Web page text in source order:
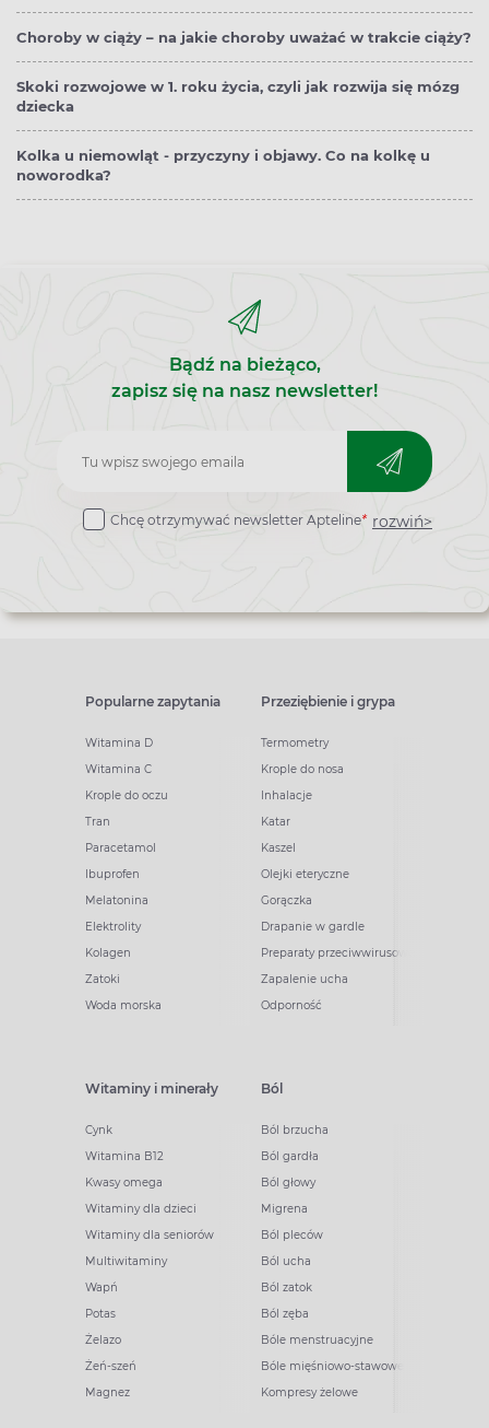
Choroby w ciąży – na jakie choroby uważać w trakcie ciąży?
Skoki rozwojowe w 1. roku życia, czyli jak rozwija się mózg
dziecka
Kolka u niemowląt - przyczyny i objawy. Co na kolkę u
noworodka?
Bądź na bieżąco,
zapisz się na nasz newsletter!
Zapisz
do
Chcę otrzymywać newsletter Apteline* rozwiń>
Popularne zapytania
Witamina D
Witamina C
Krople do oczu
Tran
Paracetamol
Ibuprofen
Melatonina
Elektrolity
Kolagen
Zatoki
Woda morska
Przeziębienie i grypa
Termometry
Krople do nosa
Inhalacje
Katar
Kaszel
Olejki eteryczne
Gorączka
Drapanie w gardle
Preparaty przeciwwirusowe
Zapalenie ucha
Odporność
Witaminy i minerały
Cynk
Witamina B12
Kwasy omega
Witaminy dla dzieci
Witaminy dla seniorów
Multiwitaminy
Wapń
Potas
Żelazo
Żeń-szeń
Magnez
Ból
Ból brzucha
Ból gardła
Ból głowy
Migrena
Ból pleców
Ból ucha
Ból zatok
Ból zęba
Bóle menstruacyjne
Bóle mięśniowo-stawowe
Kompresy żelowe